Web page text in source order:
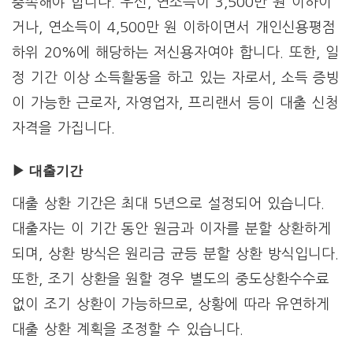
거나, 연소득이 4,500만 원 이하이면서 개인신용평점
하위 20%에 해당하는 저신용자여야 합니다. 또한, 일
정 기간 이상 소득활동을 하고 있는 자로서, 소득 증빙
이 가능한 근로자, 자영업자, 프리랜서 등이 대출 신청
자격을 가집니다.
▶ 대출기간
대출 상환 기간은 최대 5년으로 설정되어 있습니다.
대출자는 이 기간 동안 원금과 이자를 분할 상환하게
되며, 상환 방식은 원리금 균등 분할 상환 방식입니다.
또한, 조기 상환을 원할 경우 별도의 중도상환수수료
없이 조기 상환이 가능하므로, 상황에 따라 유연하게
대출 상환 계획을 조정할 수 있습니다.